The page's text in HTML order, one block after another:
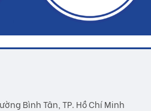
Bình Tân, TP. Hồ Chí Minh